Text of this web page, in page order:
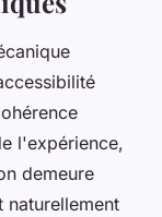
l'expérience,
demeure
naturellement